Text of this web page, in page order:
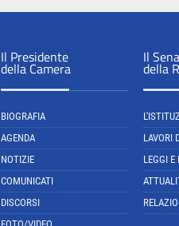
Il Presidente
della Camera
BIOGRAFIA
AGENDA
NOTIZIE
COMUNICATI
DISCORSI
Il
della
LAVORI
LEGGI E